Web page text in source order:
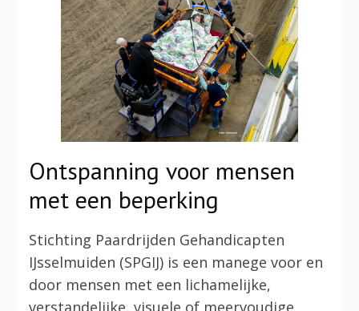
Ontspanning voor mensen
met een beperking
Stichting Paardrijden Gehandicapten
IJsselmuiden (SPGIJ) is een manege voor en
door mensen met een lichamelijke,
verstandelijke, visuele of meervoudige